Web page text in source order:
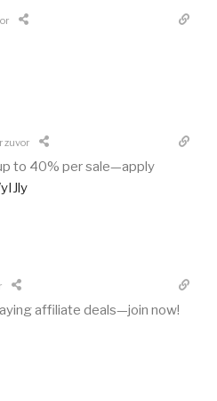
zuvor
to 40% per sale—apply
affiliate deals—join now!